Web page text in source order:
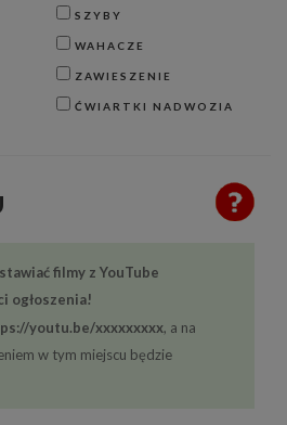
SZYBY
WAHACZE
ZAWIESZENIE
ĆWIARTKI NADWOZIA
filmy z YouTube
ogłoszenia!
youtu.be/xxxxxxxxx, a na
w tym miejscu będzie